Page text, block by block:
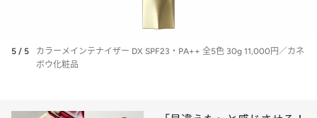
5 / 5
カラーメインテナイザー DX SPF23・PA++ 全5色 30g 11,000円／カネ
ボウ化粧品